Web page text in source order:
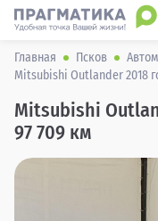
Главная Псков
Mitsubishi Outlander 2018
Mitsubishi
97 709 км